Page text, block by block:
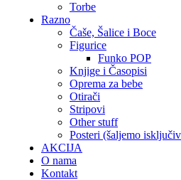
Torbe
Razno
Čaše, Šalice i Boce
Figurice
Funko POP
Knjige i Časopisi
Oprema za bebe
Otirači
Stripovi
Other stuff
Posteri (šaljemo
AKCIJA
O nama
Kontakt